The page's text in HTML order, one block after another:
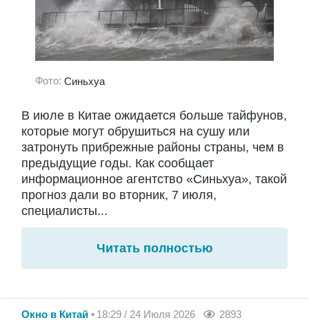
Фото: Синьхуа
В июле в Китае ожидается больше тайфунов,
которые могут обрушиться на сушу или
затронуть прибрежные районы страны, чем в
предыдущие годы. Как сообщает
информационное агентство «Синьхуа», такой
прогноз дали во вторник, 7 июля,
специалисты...
Читать полностью
Окно в Китай 18:29 / 24 Июля 2026 2893